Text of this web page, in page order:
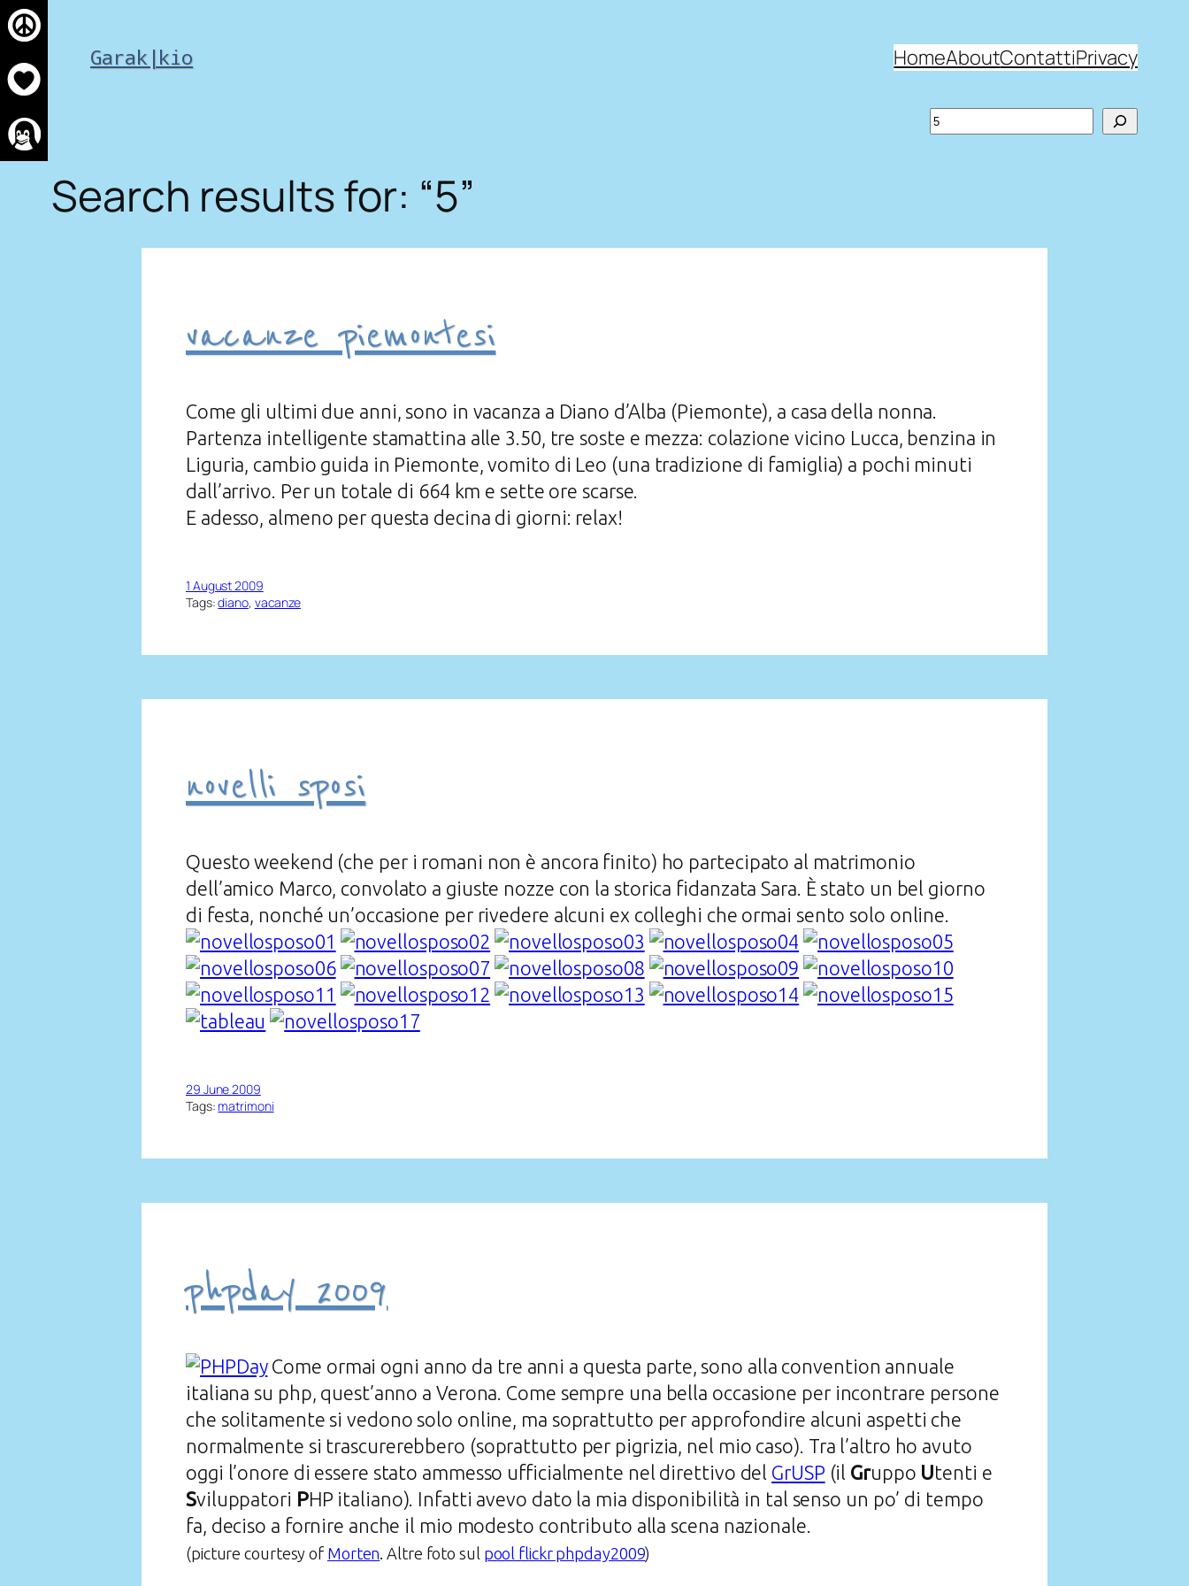
Skip
to
content
Garak|kio HomeAboutContattiPrivacy
Search
Search results for: “5”
vacanze piemontesi
Come gli ultimi due anni, sono in vacanza a Diano d’Alba (Piemonte), a casa della nonna.
Partenza intelligente stamattina alle 3.50, tre soste e mezza: colazione vicino Lucca, benzina in
Liguria, cambio guida in Piemonte, vomito di Leo (una tradizione di famiglia) a pochi minuti
dall’arrivo. Per un totale di 664 km e sette ore scarse.
E adesso, almeno per questa decina di giorni: relax!
1 August 2009
Tags:diano, vacanze
novelli sposi
Questo weekend (che per i romani non è ancora finito) ho partecipato al matrimonio
dell’amico Marco, convolato a giuste nozze con la storica fidanzata Sara. È stato un bel giorno
di festa, nonché un’occasione per rivedere alcuni ex colleghi che ormai sento solo online.
29 June 2009
Tags: matrimoni
phpday 2009
Come ormai ogni anno da tre anni a questa parte, sono alla convention annuale
italiana su php, quest’anno a Verona. Come sempre una bella occasione per incontrare persone
che solitamente si vedono solo online, ma soprattutto per approfondire alcuni aspetti che
normalmente si trascurerebbero (soprattutto per pigrizia, nel mio caso). Tra l’altro ho avuto
oggi l’onore di essere stato ammesso ufficialmente nel direttivo del GrUSP (il Gruppo Utenti e
Sviluppatori PHP italiano). Infatti avevo dato la mia disponibilità in tal senso un po’ di tempo
fa, deciso a fornire anche il mio modesto contributo alla scena nazionale.
(picture courtesy of Morten . Altre foto sul pool flickr phpday2009)